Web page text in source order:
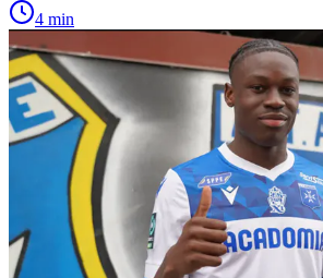
4 min